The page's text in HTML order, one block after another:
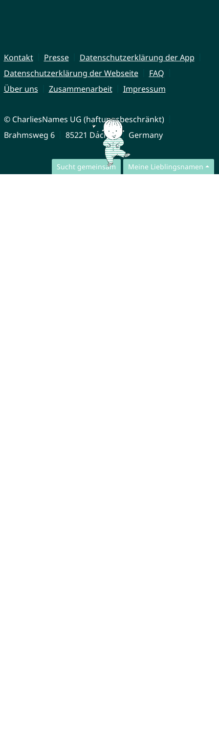
Sucht gemeinsam Meine Lieblingsnamen
Kontakt Presse
Datenschutzerklärung der App
Datenschutzerklärung der Webseite
FAQ
Über uns
Zusammenarbeit Impressum
© CharliesNames UG (haftungsbeschränkt)
Brahmsweg 6
85221 Dachau Germany